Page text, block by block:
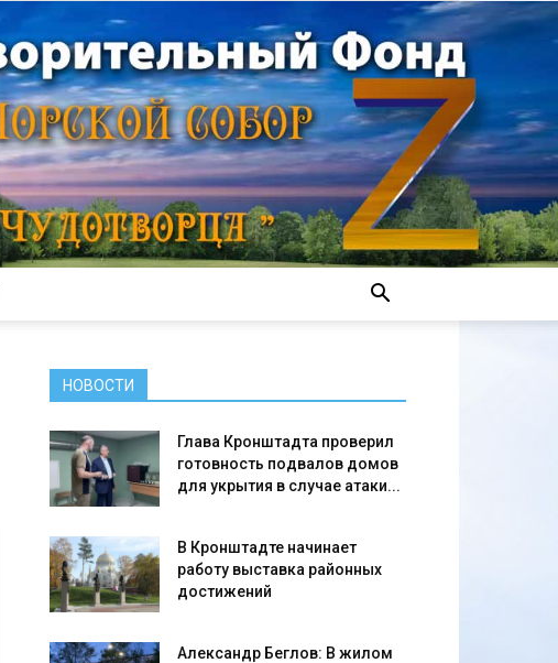
НОВОСТИ
Глава Кронштадта проверил
готовность подвалов домов
для укрытия в случае атаки...
В Кронштадте начинает
работу выставка районных
достижений
Александр Беглов: В жилом